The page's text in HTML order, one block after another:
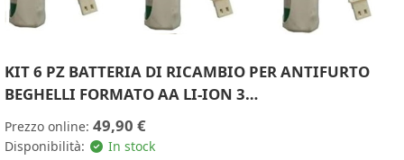
KIT 6 PZ BATTERIA DI RICAMBIO PER ANTIFURTO
BEGHELLI FORMATO AA LI-ION 3…
Prezzo online: 49,90 €
Disponibilità: In stock